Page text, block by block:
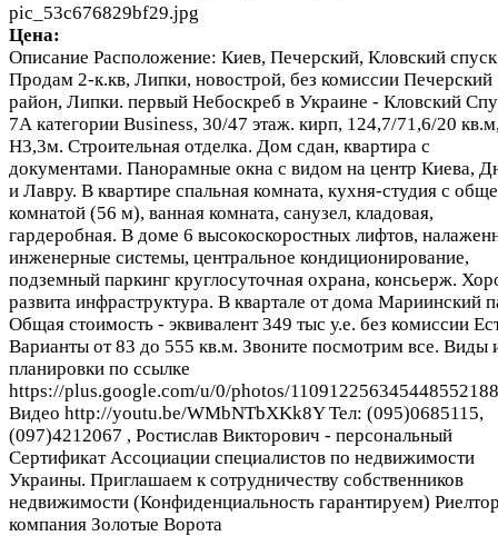
pic_53c676829bf29.jpg
Цена:
Описание Расположение: Киев, Печерский, Кловский
Продам 2-к.кв, Липки, новострой, без комиссии Печерский
район, Липки. первый Небоскреб в Украине - Кловский
7А категории Business, 30/47 этаж. кирп, 124,7/71,6/20
Н3,3м. Строительная отделка. Дом сдан, квартира с
документами. Панорамные окна с видом на центр Киева,
и Лавру. В квартире спальная комната, кухня-студия с
комнатой (56 м), ванная комната, санузел, кладовая,
гардеробная. В доме 6 высокоскоростных лифтов,
инженерные системы, центральное кондиционирование,
подземный паркинг круглосуточная охрана, консьерж.
развита инфраструктура. В квартале от дома Мариинский
Общая стоимость - эквивалент 349 тыс у.е. без комиссии
Варианты от 83 до 555 кв.м. Звоните посмотрим все. Виды
планировки по ссылке
https://plus.google.com/u/0/photos/
Видео http://youtu.be/WMbNTbXKk8Y Тел: (095)0685115,
(097)4212067 , Ростислав Викторович - персональный
Сертификат Ассоциации специалистов по недвижимости
Украины. Приглашаем к сотрудничеству собственников
недвижимости (Конфиденциальность гарантируем)
компания Золотые Ворота